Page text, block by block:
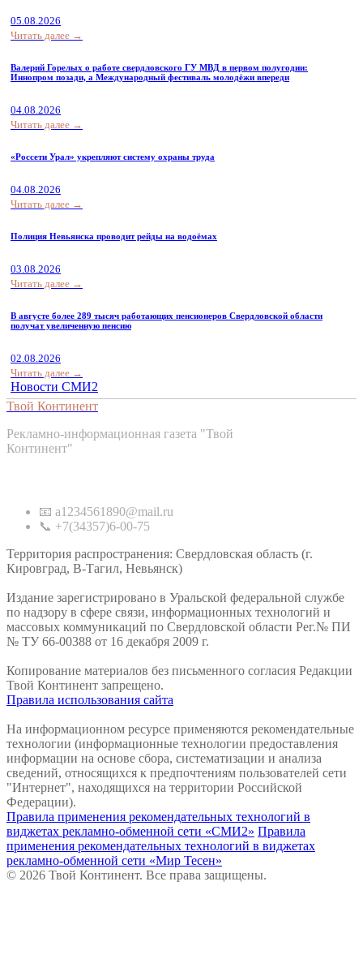
05.08.2026
Читать далее →
Валерий Горелых о работе свердловского ГУ МВД в первом полугодии:
Иннопром позади, а Международный фестиваль молодёжи впереди
04.08.2026
Читать далее →
«Россети Урал» укрепляют систему охраны труда
04.08.2026
Читать далее →
Полиция Невьянска проводит рейды на водоёмах
03.08.2026
Читать далее →
В августе более 289 тысяч работающих пенсионеров Свердловской области
получат увеличенную пенсию
02.08.2026
Читать далее →
Новости СМИ2
Твой Континент
Рекламно-информационная газета "Твой
Континент"
📧 a1234561890@mail.ru
📞 +7(34357)6-00-75
Территория распространения: Свердловская область (г.
Кировград, В-Тагил, Невьянск)
Издание зарегистрировано в Уральской федеральной службе
по надзору в сфере связи, информационных технологий и
массовых коммуникаций по Свердловской области Рег.№ ПИ
№ ТУ 66-00388 от 16 декабря 2009 г.
Копирование материалов без письменного согласия Редакции
Твой Континент запрещено.
Правила использования сайта
На информационном ресурсе применяются рекомендательные
технологии (информационные технологии предоставления
информации на основе сбора, систематизации и анализа
сведений, относящихся к предпочтениям пользователей сети
"Интернет", находящихся на территории Российской
Федерации).
Правила применения рекомендательных технологий в
виджетах рекламно-обменной сети «СМИ2» Правила
применения рекомендательных технологий в виджетах
рекламно-обменной сети «Мир Тесен»
© 2026 Твой Континент. Все права защищены.